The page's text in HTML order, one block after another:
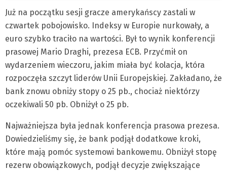
Już na początku sesji gracze amerykańscy zastali w
czwartek pobojowisko. Indeksy w Europie nurkowały, a
euro szybko traciło na wartości. Był to wynik konferencji
prasowej Mario Draghi, prezesa ECB. Przyćmił on
wydarzeniem wieczoru, jakim miała być kolacja, która
rozpoczęła szczyt liderów Unii Europejskiej. Zakładano, że
bank znowu obniży stopy o 25 pb., chociaż niektórzy
oczekiwali 50 pb. Obniżył o 25 pb.
Najważniejsza była jednak konferencja prasowa prezesa.
Dowiedzieliśmy się, że bank podjął dodatkowe kroki,
które mają pomóc systemowi bankowemu. Obniżył stopę
rezerw obowiązkowych, podjął decyzje zwiększające